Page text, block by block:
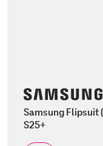
Samsung Flipsuit
S25+